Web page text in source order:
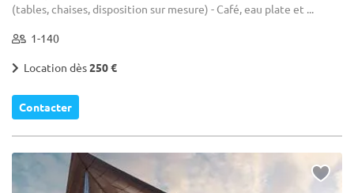
(tables, chaises, disposition sur mesure) - Café, eau plate et ...
1-140
Location dès250 €
Contacter